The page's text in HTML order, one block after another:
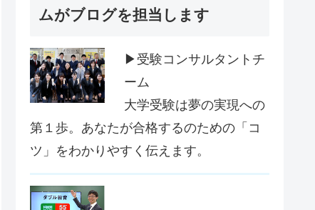
ムがブログを担当します
▶受験コンサルタントチ
ーム
大学受験は夢の実現への
第１歩。あなたが合格するのための「コ
ツ」をわかりやすく伝えます。